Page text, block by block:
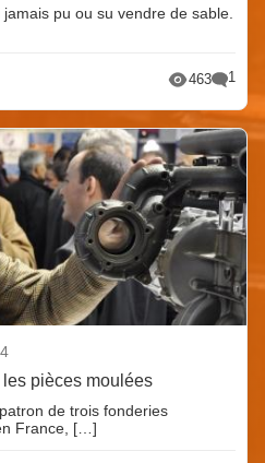
pu ou su vendre de sable.
463 1
les pièces moulées
de trois fonderies
France, […]